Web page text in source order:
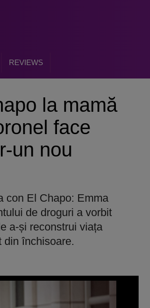
REVIEWS
la mamă
face
un nou
con El Chapo: Emma
de droguri a vorbit
a-și reconstrui viața
din închisoare.